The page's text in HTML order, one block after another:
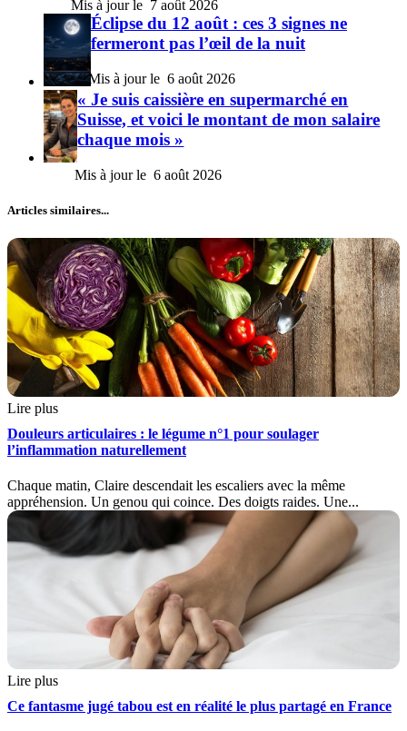
7 août 2026
Éclipse du 12 août : ces 3 signes ne
fermeront pas l’œil de la nuit
6 août 2026
« Je suis caissière en supermarché en
Suisse, et voici le montant de mon salaire
chaque mois »
6 août 2026
Articles similaires...
Lire plus
Douleurs articulaires : le légume n°1 pour soulager
l’inflammation naturellement
Chaque matin, Claire descendait les escaliers avec la même
appréhension. Un genou qui coince. Des doigts raides. Une...
Lire plus
Ce fantasme jugé tabou est en réalité le plus partagé en France